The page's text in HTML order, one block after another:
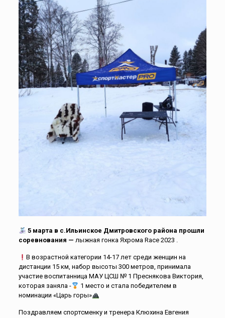
5 марта в с.Ильинское Дмитровского района прошли
соревнования — лыжная гонка Яхрома Race 2023 .
В возрастной категории 14-17 лет среди женщин на
дистанции 15 км, набор высоты 300 метров, принимала
участие воспитанница МАУ ЦСШ № 1 Преснякова Виктория,
которая заняла -
1 место и стала победителем в
номинации «Царь горы»
Поздравляем спортсменку и тренера Клюхина Евгения